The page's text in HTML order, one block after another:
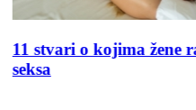
11 stvari o kojima žene
seksa